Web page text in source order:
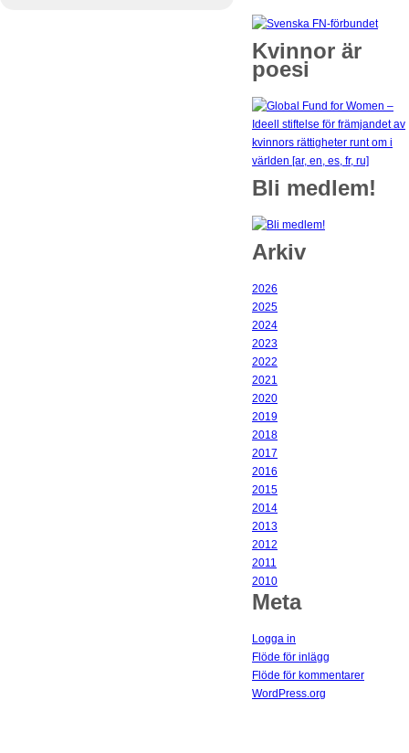
Kvinnor är
poesi
Bli medlem!
Arkiv
2026
2025
2024
2023
2022
2021
2020
2019
2018
2017
2016
2015
2014
2013
2012
2011
2010
Meta
Logga in
Flöde för inlägg
Flöde för kommentarer
WordPress.org